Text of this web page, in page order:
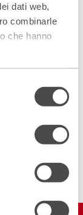
dati web,
combinarle
che hanno